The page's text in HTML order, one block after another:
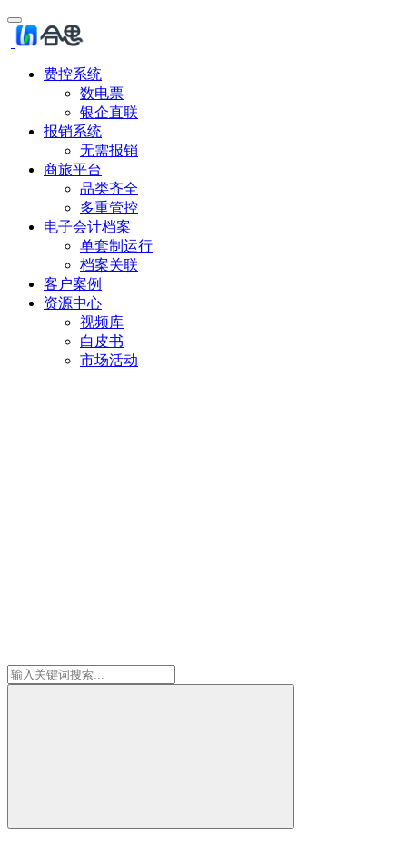
费控系统
数电票
银企直联
报销系统
无需报销
商旅平台
品类齐全
多重管控
电子会计档案
单套制运行
档案关联
客户案例
资源中心
视频库
白皮书
市场活动